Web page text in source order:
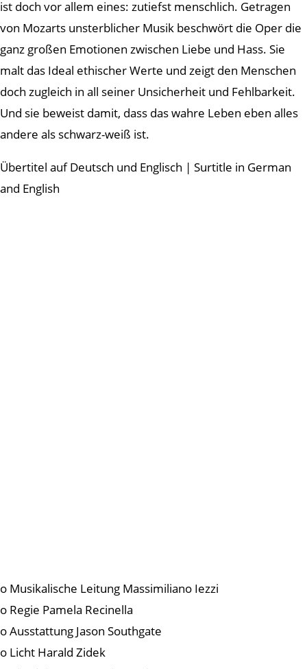
ist doch vor allem eines: zutiefst menschlich. Getragen
von Mozarts unsterblicher Musik beschwört die Oper die
ganz großen Emotionen zwischen Liebe und Hass. Sie
malt das Ideal ethischer Werte und zeigt den Menschen
doch zugleich in all seiner Unsicherheit und Fehlbarkeit.
Und sie beweist damit, dass das wahre Leben eben alles
andere als schwarz-weiß ist.
Übertitel auf Deutsch und Englisch | Surtitle in German
and English
o Musikalische Leitung Massimiliano Iezzi
o Regie Pamela Recinella
o Ausstattung Jason Southgate
o Licht Harald Zidek